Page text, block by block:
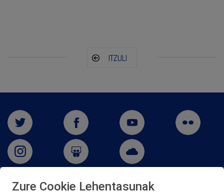
ITZULI
Zure Cookie Lehentasunak